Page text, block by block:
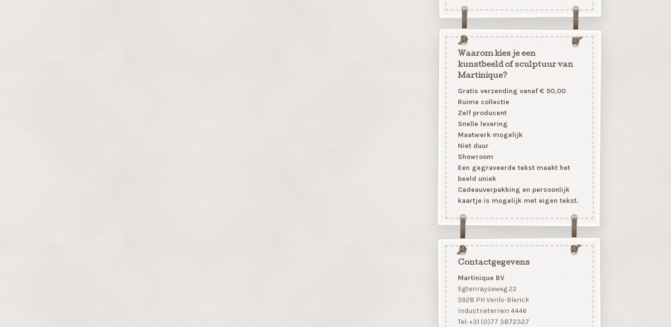
Waarom kies je een
kunstbeeld of sculptuur van
Martinique?
Gratis verzending vanaf € 50,00
Ruime collectie
Zelf producent
Snelle levering
Maatwerk mogelijk
Niet duur
Showroom
Een gegraveerde tekst maakt het
beeld uniek
Cadeauverpakking en persoonlijk
kaartje is mogelijk met eigen tekst.
Contactgegevens
Martinique BV
Egtenrayseweg 22
5928 PH Venlo-Blerick
Industrieterrein 4446
Tel: +31 (0)77 3872327